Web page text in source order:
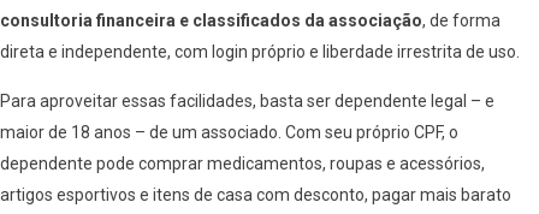
consultoria financeira e classificados da associação, de forma
direta e independente, com login próprio e liberdade irrestrita de uso.
Para aproveitar essas facilidades, basta ser dependente legal – e
maior de 18 anos – de um associado. Com seu próprio CPF, o
dependente pode comprar medicamentos, roupas e acessórios,
artigos esportivos e itens de casa com desconto, pagar mais barato